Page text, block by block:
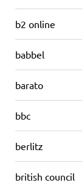
b2 online
babbel
barato
bbc
berlitz
british council